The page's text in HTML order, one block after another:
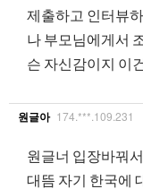
제출하고 인터뷰
나 부모님에게서
슨 자신감이지 이
원글아 174.***.109.231
원글너 입장바꿔
대뜸 자기 한국에